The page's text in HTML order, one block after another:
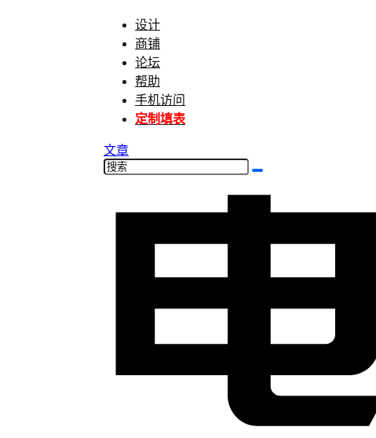
设计
商铺
论坛
帮助
手机访问
定制填表
文章